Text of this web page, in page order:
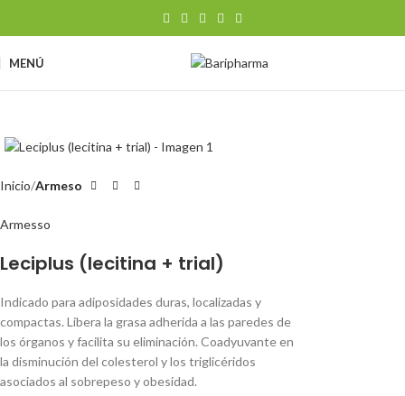
MENÚ
Inicio Armeso
Armesso
Leciplus (lecitina + trial)
Indicado para adiposidades duras, localizadas y
compactas. Libera la grasa adherida a las paredes de
los órganos y facilita su eliminación. Coadyuvante en
la disminución del colesterol y los triglicéridos
asociados al sobrepeso y obesidad.